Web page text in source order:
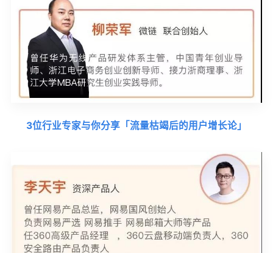
3位行业专家与你分享「流量枯竭后的用户增长论」